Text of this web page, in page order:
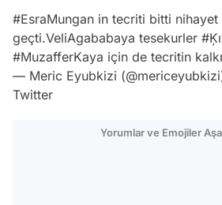
#EsraMungan in tecriti bitti nihayet
geçti.VeliAgababaya tesekurler
#MuzafferKaya için de tecritin
— Meric Eyubkizi
Twitter
Yorumlar ve Emojiler